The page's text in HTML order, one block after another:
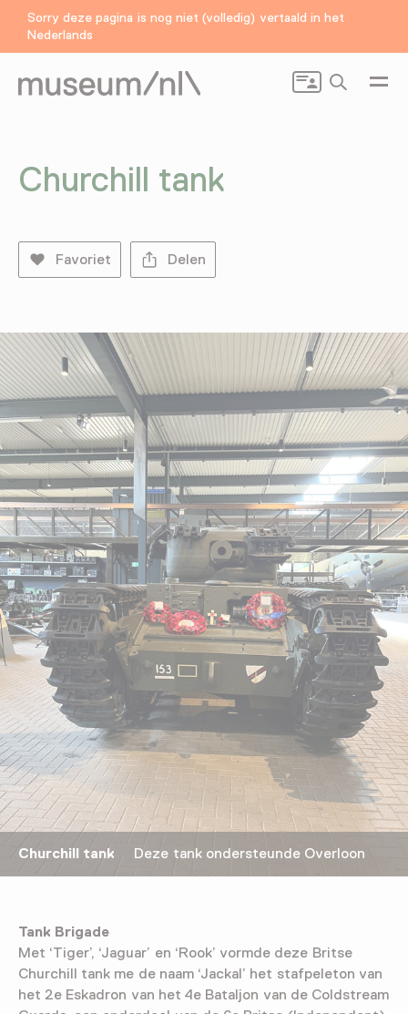
Sorry deze pagina is nog niet (volledig) vertaald in het
Nederlands
Zoeken
Churchill tank
Favoriet Delen
Churchill tank Deze tank ondersteunde Overloon
Tank Brigade
Met ‘Tiger’, ‘Jaguar’ en ‘Rook’ vormde deze Britse
Churchill tank me de naam ‘Jackal’ het stafpeleton van
het 2e Eskadron van het 4e Bataljon van de Coldstream